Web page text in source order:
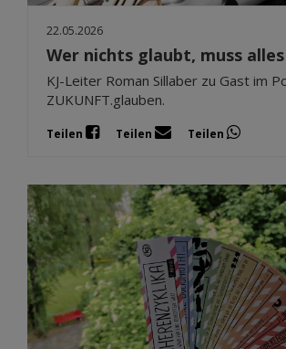
22.05.2026
Wer nichts glaubt, muss
KJ-Leiter Roman Sillaber zu Gast im
ZUKUNFT.glauben.
Teilen Teilen Teilen